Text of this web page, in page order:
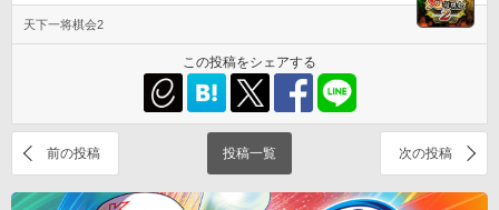
天下一将棋会2
この投稿をシェアする
前の投稿 投稿一覧 次の投稿